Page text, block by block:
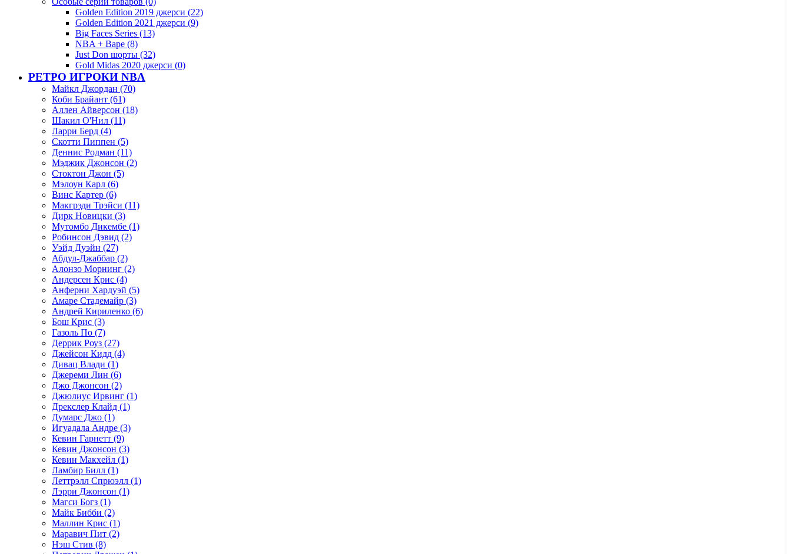
Golden Edition 2019 джерси (22)
Golden Edition 2021 джерси (9)
Big Faces Series (13)
NBA + Bape (8)
Just Don шорты (32)
Gold Midas 2020 джерси (0)
РЕТРО ИГРОКИ NBA
Майкл Джордан (70)
Коби Брайант (61)
Аллен Айверсон (18)
Шакил О'Нил (11)
Ларри Берд (4)
Скотти Пиппен (5)
Деннис Родман (11)
Мэджик Джонсон (2)
Стоктон Джон (5)
Мэлоун Карл (6)
Винс Картер (6)
Макгрэди Трэйси (11)
Дирк Новицки (3)
Мутомбо Дикембе (1)
Робинсон Дэвид (2)
Уэйд Дуэйн (27)
Абдул-Джаббар (2)
Алонзо Морнинг (2)
Андерсен Крис (4)
Анферни Xардуэй (5)
Амаре Стадемайр (3)
Андрей Кириленко (6)
Бош Крис (3)
Газоль По (7)
Деррик Роуз (27)
Джейсон Кидд (4)
Дивац Влади (1)
Джереми Лин (6)
Джо Джонсон (2)
Джюлиус Ирвинг (1)
Дрекслер Клайд (1)
Думарс Джо (1)
Игуадала Андре (3)
Кевин Гарнетт (9)
Кевин Джонсон (3)
Кевин Макхейл (1)
Ламбир Билл (1)
Леттрэлл Спрюэлл (1)
Лэрри Джонсон (1)
Магси Богз (1)
Майк Бибби (2)
Маллин Крис (1)
Маравич Пит (2)
Нэш Стив (8)